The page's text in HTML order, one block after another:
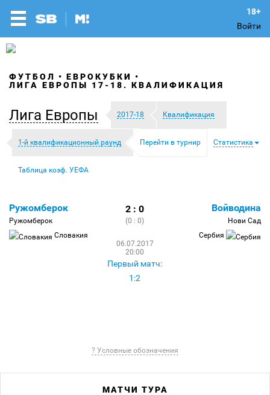
Войти
ФУТБОЛ
ЕВРОКУБКИ
ЛИГА ЕВРОПЫ 17-18. КВАЛИФИКАЦИЯ
Лига Европы 2017-18 Квалификация
1-й квалификационный раунд Перейти в турнир Статистика
Таблица коэф. УЕФА
Ружомберок
Ружомберок
Словакия
2 : 0
(0 : 0)
06.07.2017
20:00
Первый матч:
1:2
Войводина
Нови Сад
Сербия
? Условные обозначения
МАТЧИ ТУРА